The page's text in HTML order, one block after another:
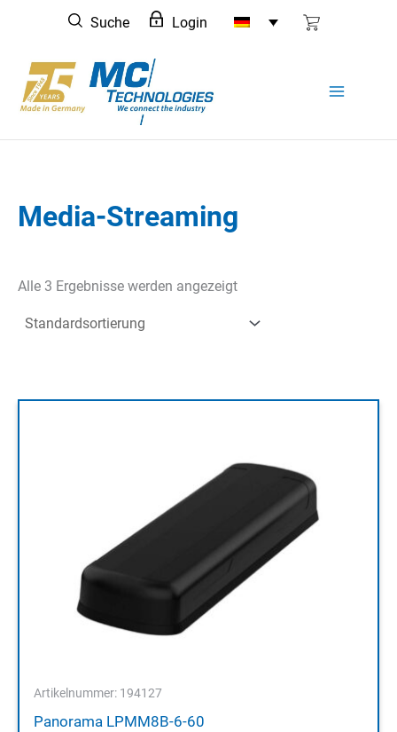
springen
Suche Login
Media-Streaming
Alle 3 Ergebnisse werden angezeigt
Artikelnummer: 194127
Panorama LPMM8B-6-60